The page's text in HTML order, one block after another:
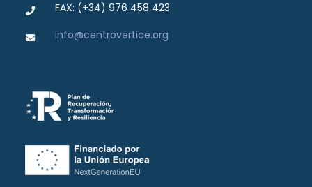
FAX: (+34) 976 458 423
info@centrovertice.org